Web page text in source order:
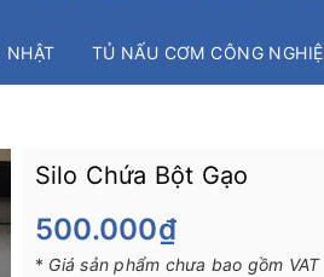
NHẬT TỦ NẤU CƠM CÔNG
Silo Chứa Bột Gạo
500.000₫
* Giá sản phẩm chưa bao gồm VAT